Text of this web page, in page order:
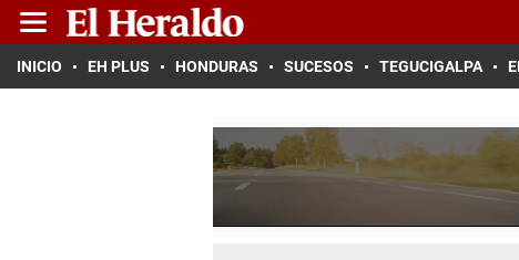
INICIO EH PLUS HONDURAS SUCESOS TEGUCIGALPA